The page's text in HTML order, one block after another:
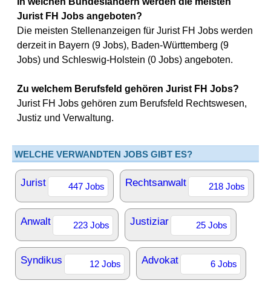
Jurist FH Jobs angeboten?
Die meisten Stellenanzeigen für Jurist FH Jobs werden
derzeit in Bayern (9 Jobs), Baden-Württemberg (9
Jobs) und Schleswig-Holstein (0 Jobs) angeboten.
Zu welchem Berufsfeld gehören Jurist FH Jobs?
Jurist FH Jobs gehören zum Berufsfeld Rechtswesen,
Justiz und Verwaltung.
WELCHE VERWANDTEN JOBS GIBT ES?
Jurist 447 Jobs Rechtsanwalt 218 Jobs
Anwalt 223 Jobs Justiziar 25 Jobs
Syndikus 12 Jobs Advokat 6 Jobs